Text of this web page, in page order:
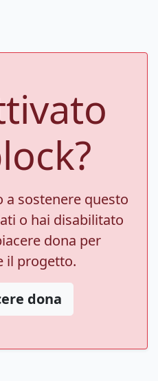
a sostenere questo
o hai disabilitato
dona per
il progetto.
dona